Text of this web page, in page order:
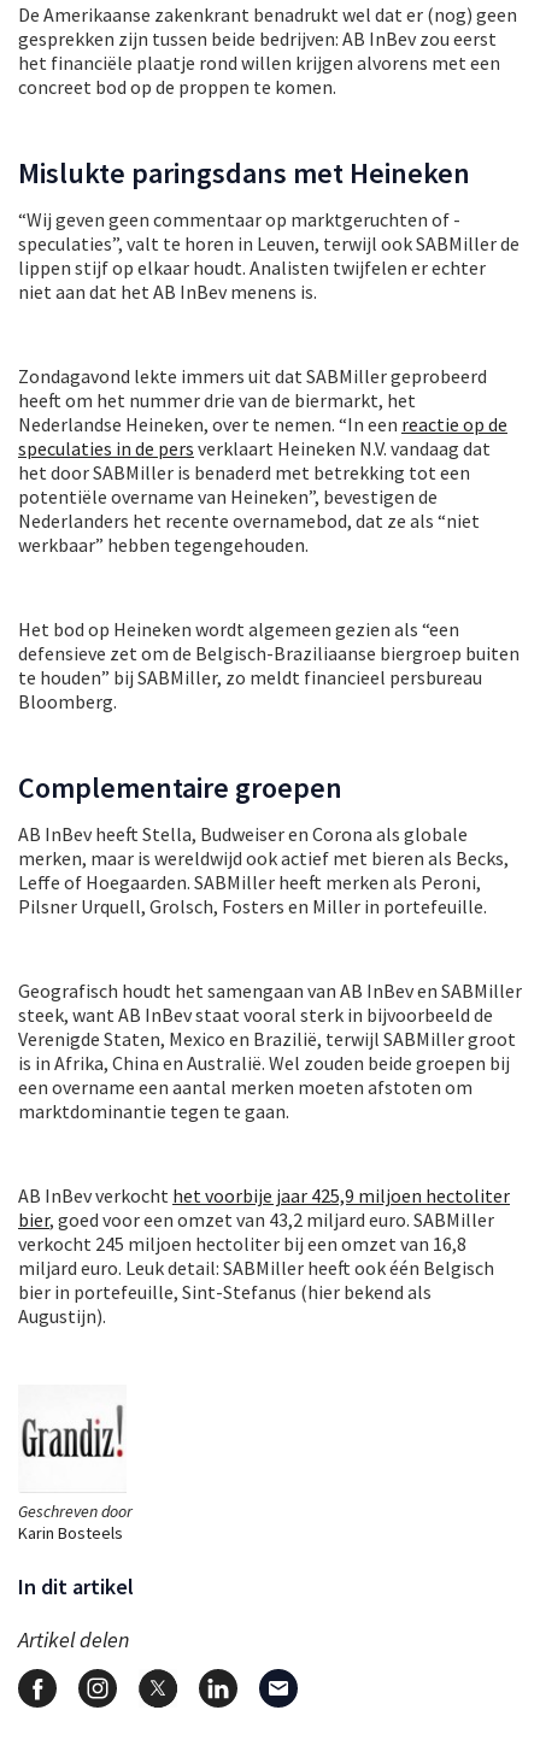
Geschreven door
Karin Bosteels
In dit artikel
Artikel delen
De Amerikaanse zakenkrant benadrukt wel dat er (nog) geen
gesprekken zijn tussen beide bedrijven: AB InBev zou eerst
het financiële plaatje rond willen krijgen alvorens met een
concreet bod op de proppen te komen.
Mislukte paringsdans met Heineken
“Wij geven geen commentaar op marktgeruchten of -
speculaties”, valt te horen in Leuven, terwijl ook SABMiller de
lippen stijf op elkaar houdt. Analisten twijfelen er echter
niet aan dat het AB InBev menens is.
Zondagavond lekte immers uit dat SABMiller geprobeerd
heeft om het nummer drie van de biermarkt, het
Nederlandse Heineken, over te nemen. “In een reactie op de
speculaties in de pers verklaart Heineken N.V. vandaag dat
het door SABMiller is benaderd met betrekking tot een
potentiële overname van Heineken”, bevestigen de
Nederlanders het recente overnamebod, dat ze als “niet
werkbaar” hebben tegengehouden.
Het bod op Heineken wordt algemeen gezien als “een
defensieve zet om de Belgisch-Braziliaanse biergroep buiten
te houden” bij SABMiller, zo meldt financieel persbureau
Bloomberg.
Complementaire groepen
AB InBev heeft Stella, Budweiser en Corona als globale
merken, maar is wereldwijd ook actief met bieren als Becks,
Leffe of Hoegaarden. SABMiller heeft merken als Peroni,
Pilsner Urquell, Grolsch, Fosters en Miller in portefeuille.
Geografisch houdt het samengaan van AB InBev en SABMiller
steek, want AB InBev staat vooral sterk in bijvoorbeeld de
Verenigde Staten, Mexico en Brazilië, terwijl SABMiller groot
is in Afrika, China en Australië. Wel zouden beide groepen bij
een overname een aantal merken moeten afstoten om
marktdominantie tegen te gaan.
AB InBev verkocht het voorbije jaar 425,9 miljoen hectoliter
bier, goed voor een omzet van 43,2 miljard euro. SABMiller
verkocht 245 miljoen hectoliter bij een omzet van 16,8
miljard euro. Leuk detail: SABMiller heeft ook één Belgisch
bier in portefeuille, Sint-Stefanus (hier bekend als
Augustijn).